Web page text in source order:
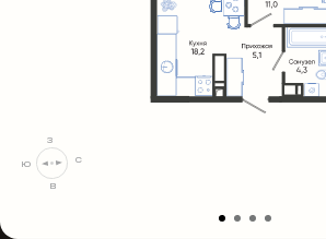
С
В
Ю
З